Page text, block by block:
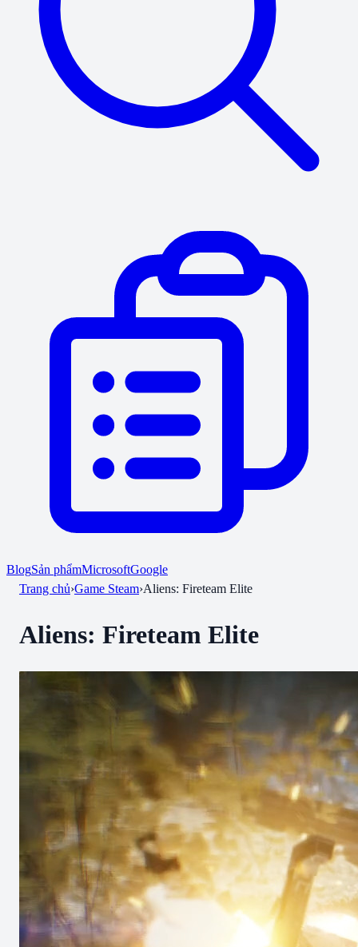
BlogSản phẩmMicrosoftGoogle
Trang chủ›Game Steam›Aliens: Fireteam Elite
Aliens: Fireteam Elite